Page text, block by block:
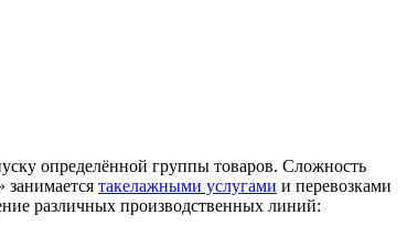
определённой группы товаров. Сложность
занимается такелажными услугами и перевозками
различных производственных линий: